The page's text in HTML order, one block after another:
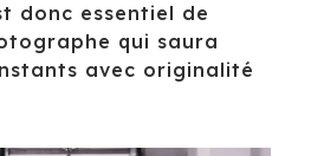
donc essentiel de
qui saura
avec originalité